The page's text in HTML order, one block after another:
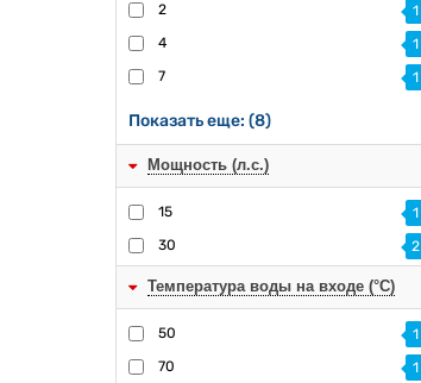
2
1
4
1
7
1
Показать еще: (8)
Мощность (л.с.)
15
1
30
2
Температура воды на входе (°C)
50
1
70
1